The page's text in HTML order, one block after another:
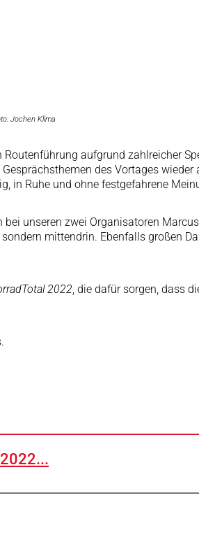
Jochen Klima
aufgrund zahlreicher
des Vortages
in Ruhe und ohne festgefahrene
unseren zwei Organisatoren
mittendrin. Ebenfalls großen
2022, die dafür sorgen, dass